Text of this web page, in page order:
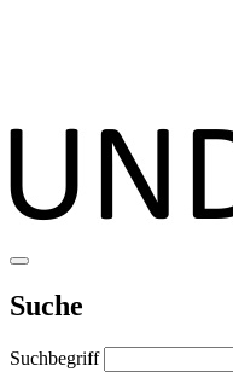
Suche
Suchbegriff